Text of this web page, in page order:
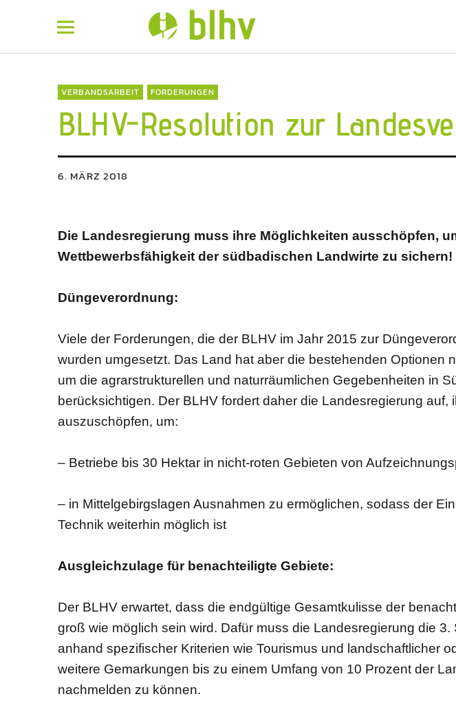
BLHV
VERBANDSARBEIT FORDERUNGEN
BLHV-Resolution zur
6. MÄRZ 2018
Die Landesregierung muss ihre Möglichkeiten ausschöpfen,
Wettbewerbsfähigkeit der südbadischen Landwirte zu sichern!
Düngeverordnung:
Viele der Forderungen, die der BLHV im Jahr 2015 zur
wurden umgesetzt. Das Land hat aber die bestehenden Optionen
um die agrarstrukturellen und naturräumlichen Gegebenheiten in
berücksichtigen. Der BLHV fordert daher die Landesregierung auf,
auszuschöpfen, um:
– Betriebe bis 30 Hektar in nicht-roten Gebieten von
– in Mittelgebirgslagen Ausnahmen zu ermöglichen, sodass der
Technik weiterhin möglich ist
Ausgleichzulage für benachteiligte Gebiete:
Der BLHV erwartet, dass die endgültige Gesamtkulisse der
groß wie möglich sein wird. Dafür muss die Landesregierung die 3.
anhand spezifischer Kriterien wie Tourismus und landschaftlicher
weitere Gemarkungen bis zu einem Umfang von 10 Prozent der
nachmelden zu können.